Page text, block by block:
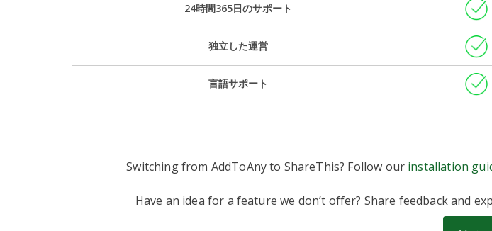
24時間365日のサポート
独立した運営
言語サポート
Switching from AddToAny to ShareThis? Follow our installation
Have an idea for a feature we don’t offer? Share feedback and